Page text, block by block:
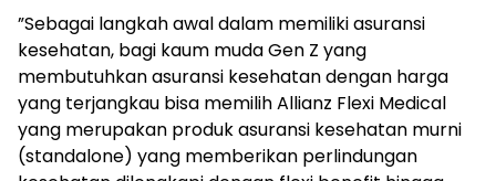
”Sebagai langkah awal dalam memiliki asuransi
kesehatan, bagi kaum muda Gen Z yang
membutuhkan asuransi kesehatan dengan harga
yang terjangkau bisa memilih Allianz Flexi Medical
yang merupakan produk asuransi kesehatan murni
(standalone) yang memberikan perlindungan